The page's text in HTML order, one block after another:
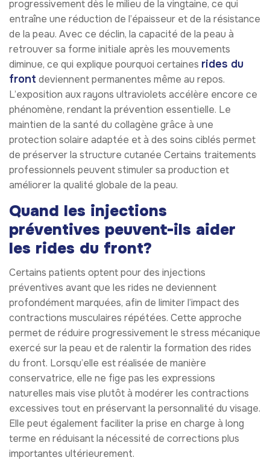
progressivement dès le milieu de la vingtaine, ce qui
entraîne une réduction de l’épaisseur et de la résistance
de la peau. Avec ce déclin, la capacité de la peau à
retrouver sa forme initiale après les mouvements
diminue, ce qui explique pourquoi certaines rides du
front deviennent permanentes même au repos.
L’exposition aux rayons ultraviolets accélère encore ce
phénomène, rendant la prévention essentielle. Le
maintien de la santé du collagène grâce à une
protection solaire adaptée et à des soins ciblés permet
de préserver la structure cutanée Certains traitements
professionnels peuvent stimuler sa production et
améliorer la qualité globale de la peau.
Quand les injections
préventives peuvent-ils aider
les rides du front?
Certains patients optent pour des injections
préventives avant que les rides ne deviennent
profondément marquées, afin de limiter l’impact des
contractions musculaires répétées. Cette approche
permet de réduire progressivement le stress mécanique
exercé sur la peau et de ralentir la formation des rides
du front. Lorsqu’elle est réalisée de manière
conservatrice, elle ne fige pas les expressions
naturelles mais vise plutôt à modérer les contractions
excessives tout en préservant la personnalité du visage.
Elle peut également faciliter la prise en charge à long
terme en réduisant la nécessité de corrections plus
importantes ultérieurement.